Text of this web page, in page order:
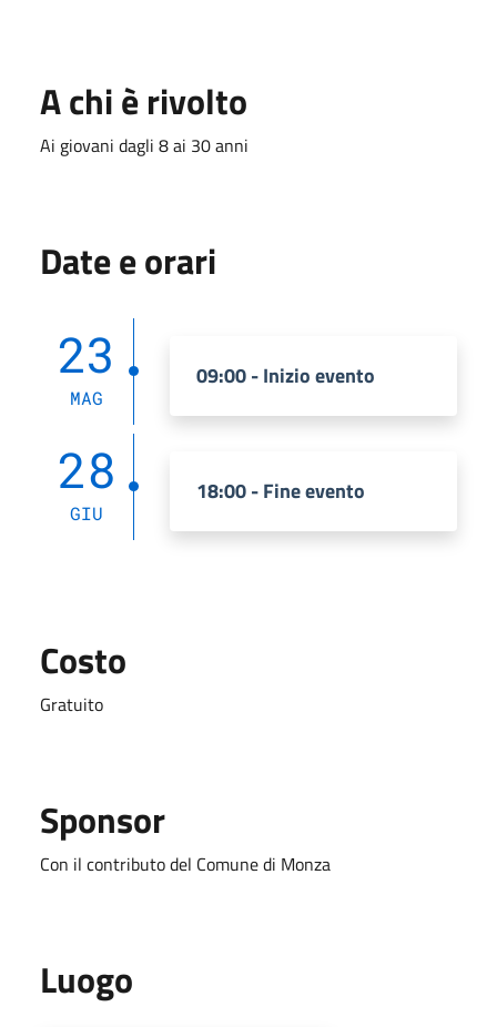
A chi è rivolto
Ai giovani dagli 8 ai 30 anni
Date e orari
23
MAG
09:00 - Inizio evento
28
GIU
18:00 - Fine evento
Costo
Gratuito
Sponsor
Con il contributo del Comune di Monza
Luogo